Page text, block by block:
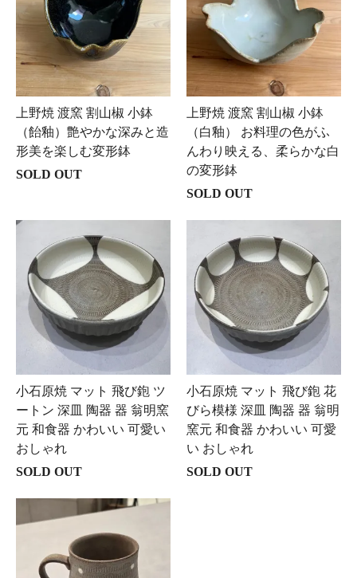
上野焼 渡窯 割山椒 小鉢
（飴釉）艶やかな深みと造
形美を楽しむ変形鉢
SOLD OUT
上野焼 渡窯 割山椒 小鉢
（白釉） お料理の色がふ
んわり映える、柔らかな白
の変形鉢
SOLD OUT
小石原焼 マット 飛び鉋 ツ
ートン 深皿 陶器 器 翁明窯
元 和食器 かわいい 可愛い
おしゃれ
SOLD OUT
小石原焼 マット 飛び鉋 花
びら模様 深皿 陶器 器 翁明
窯元 和食器 かわいい 可愛
い おしゃれ
SOLD OUT